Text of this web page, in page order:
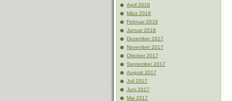
April 2018
März 2018
Februar 2018
Januar 2018
Dezember 2017
November 2017
Oktober 2017
September 2017
August 2017
Juli 2017
Juni 2017
Mai 2017